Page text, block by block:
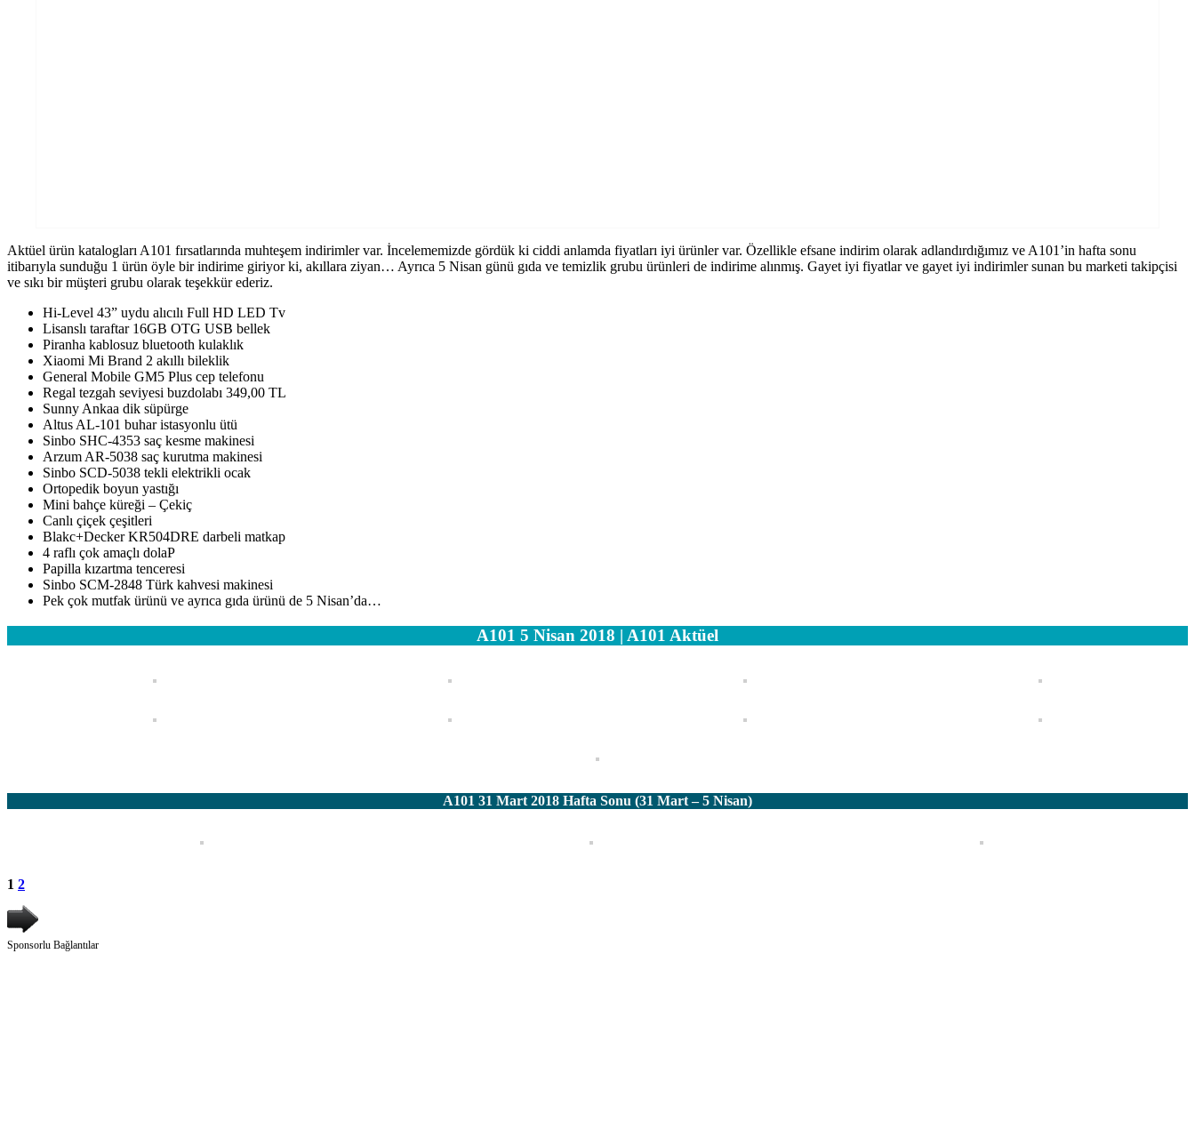
Aktüel ürün katalogları A101 fırsatlarında muhteşem indirimler var. İncelememizde gördük ki ciddi anlamda fiyatları iyi ürünler var. Özellikle efsane indirim olarak adlandırdığımız ve A101’in hafta sonu
itibarıyla sunduğu 1 ürün öyle bir indirime giriyor ki, akıllara ziyan… Ayrıca 5 Nisan günü gıda ve temizlik grubu ürünleri de indirime alınmış. Gayet iyi fiyatlar ve gayet iyi indirimler sunan bu marketi takipçisi
ve sıkı bir müşteri grubu olarak teşekkür ederiz.
Hi-Level 43” uydu alıcılı Full HD LED Tv
Lisanslı taraftar 16GB OTG USB bellek
Piranha kablosuz bluetooth kulaklık
Xiaomi Mi Brand 2 akıllı bileklik
General Mobile GM5 Plus cep telefonu
Regal tezgah seviyesi buzdolabı 349,00 TL
Sunny Ankaa dik süpürge
Altus AL-101 buhar istasyonlu ütü
Sinbo SHC-4353 saç kesme makinesi
Arzum AR-5038 saç kurutma makinesi
Sinbo SCD-5038 tekli elektrikli ocak
Ortopedik boyun yastığı
Mini bahçe küreği – Çekiç
Canlı çiçek çeşitleri
Blakc+Decker KR504DRE darbeli matkap
4 raflı çok amaçlı dolaP
Papilla kızartma tenceresi
Sinbo SCM-2848 Türk kahvesi makinesi
Pek çok mutfak ürünü ve ayrıca gıda ürünü de 5 Nisan’da…
A101 5 Nisan 2018 | A101 Aktüel
A101 31 Mart 2018 Hafta Sonu (31 Mart – 5 Nisan)
1 2
Sponsorlu Bağlantılar